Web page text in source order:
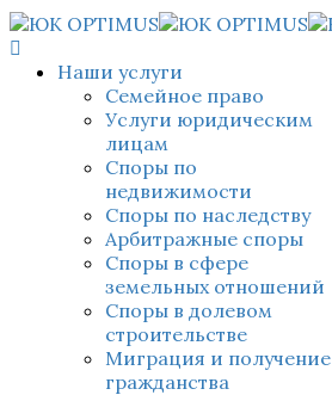
Наши услуги
Семейное право
Услуги юридическим
лицам
Споры по
недвижимости
Споры по наследству
Арбитражные споры
Споры в сфере
земельных отношений
Споры в долевом
строительстве
Миграция и получение
гражданства